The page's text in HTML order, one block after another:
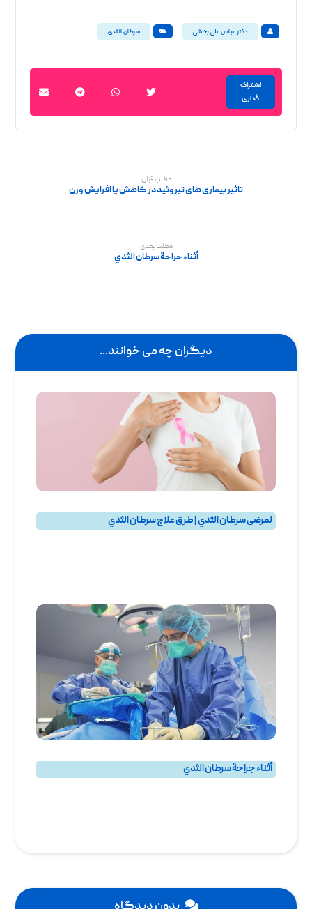
دکتر عباس علی بخشی سرطان الثدي
مطلب قبلی
تاثیر بیماری های تیروئید در کاهش یا افزایش وزن
مطلب بعدی
أثناء جراحة سرطان الثدي
دیگران چه می خوانند...
لمرضى سرطان الثدي | طرق علاج سرطان الثدي
أثناء جراحة سرطان الثدي